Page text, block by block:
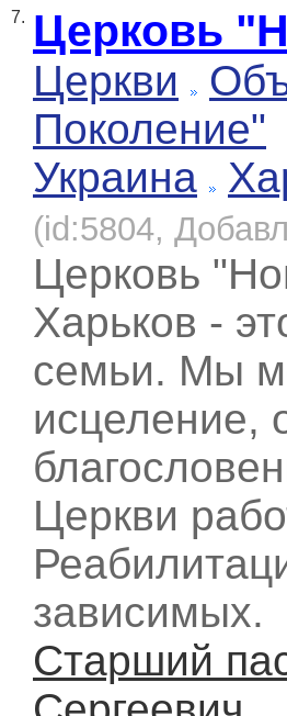
7. Церковь
Церкви
Поколение"
Украина
(id:5804,
Церковь
Харьков -
семьи. Мы
исцеление,
Церкви
зависимых.
Старший